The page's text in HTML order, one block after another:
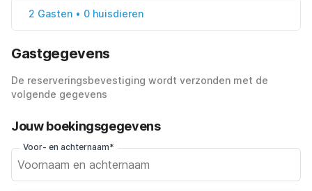
2 Gasten • 0 huisdieren
Gastgegevens
De reserveringsbevestiging wordt verzonden met de
volgende gegevens
Jouw boekingsgegevens
Voor- en achternaam*